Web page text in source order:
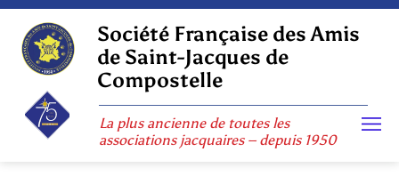
Skip
content
Société Française des Amis
de Saint-Jacques de
Compostelle
La plus ancienne de toutes les
associations jacquaires – depuis 1950